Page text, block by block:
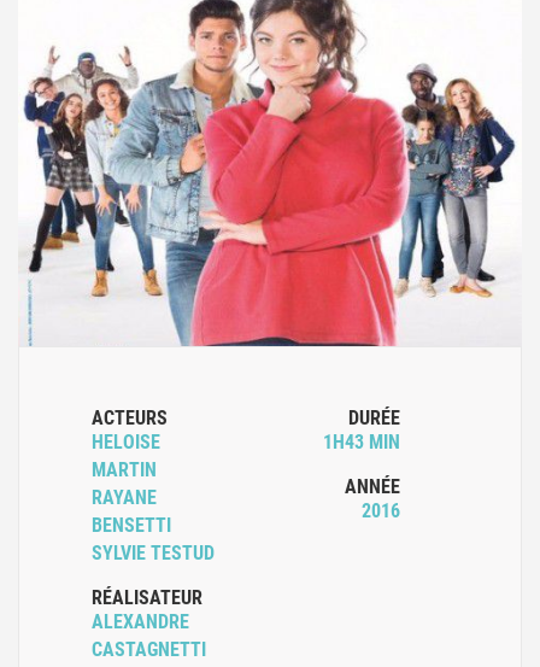
ACTEURS
HELOISE
MARTIN
RAYANE
BENSETTI
SYLVIE TESTUD
RÉALISATEUR
ALEXANDRE
CASTAGNETTI
DURÉE
1H43 MIN
ANNÉE
2016